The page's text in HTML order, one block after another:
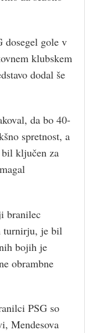
gole v
klubskem
dodal še
da bo 40-
spretnost, a
bil ključen za
branilec
turnirju, je bil
bojih je
obrambne
PSG so
Mendesova